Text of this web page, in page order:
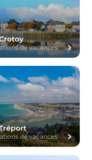
de vacances
de vacances